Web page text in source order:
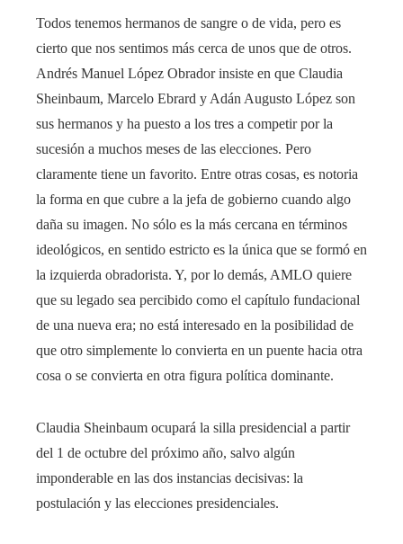
Todos tenemos hermanos de sangre o de vida, pero es
cierto que nos sentimos más cerca de unos que de otros.
Andrés Manuel López Obrador insiste en que Claudia
Sheinbaum, Marcelo Ebrard y Adán Augusto López son
sus hermanos y ha puesto a los tres a competir por la
sucesión a muchos meses de las elecciones. Pero
claramente tiene un favorito. Entre otras cosas, es notoria
la forma en que cubre a la jefa de gobierno cuando algo
daña su imagen. No sólo es la más cercana en términos
ideológicos, en sentido estricto es la única que se formó en
la izquierda obradorista. Y, por lo demás, AMLO quiere
que su legado sea percibido como el capítulo fundacional
de una nueva era; no está interesado en la posibilidad de
que otro simplemente lo convierta en un puente hacia otra
cosa o se convierta en otra figura política dominante.
Claudia Sheinbaum ocupará la silla presidencial a partir
del 1 de octubre del próximo año, salvo algún
imponderable en las dos instancias decisivas: la
postulación y las elecciones presidenciales.